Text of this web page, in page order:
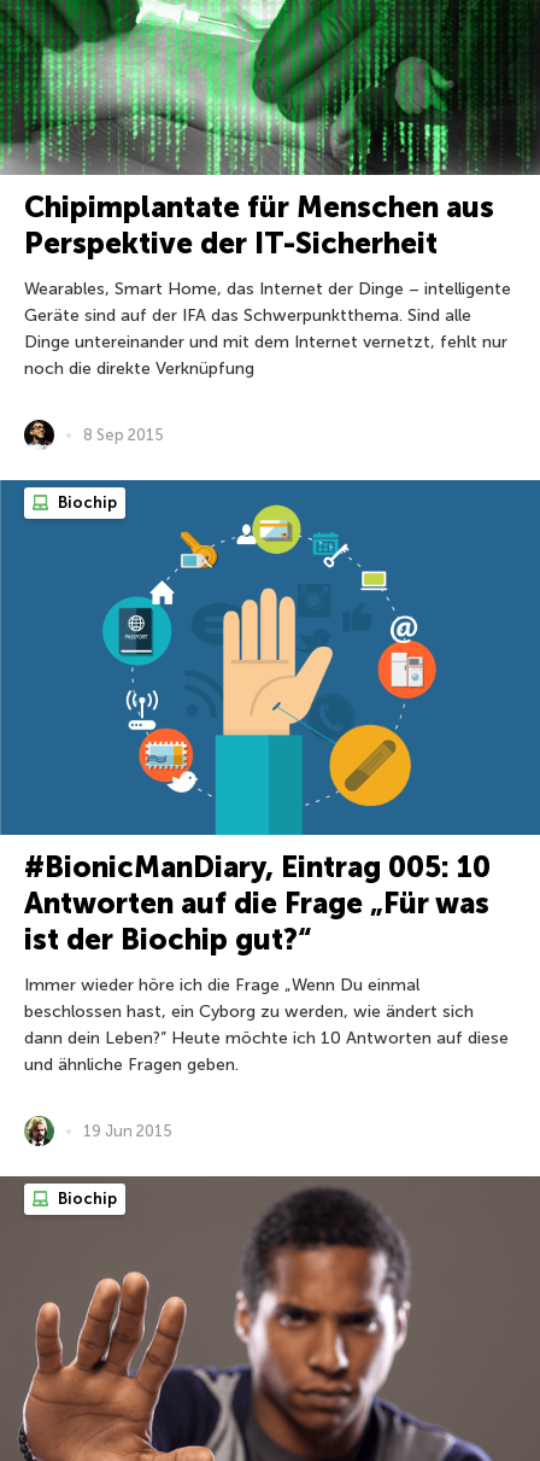
Chipimplantate für Menschen aus
Perspektive der IT-Sicherheit
Wearables, Smart Home, das Internet der Dinge – intelligente
Geräte sind auf der IFA das Schwerpunktthema. Sind alle
Dinge untereinander und mit dem Internet vernetzt, fehlt nur
noch die direkte Verknüpfung
8 Sep 2015
Biochip
#BionicManDiary, Eintrag 005: 10
Antworten auf die Frage „Für was
ist der Biochip gut?“
Immer wieder höre ich die Frage „Wenn Du einmal
beschlossen hast, ein Cyborg zu werden, wie ändert sich
dann dein Leben?” Heute möchte ich 10 Antworten auf diese
und ähnliche Fragen geben.
19 Jun 2015
Biochip